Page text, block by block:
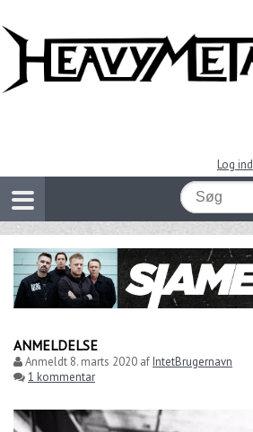
Log ind
ANMELDELSE
Anmeldt 8. marts 2020 afIntetBrugernavn
1 kommentar